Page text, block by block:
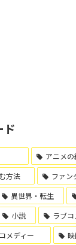
ド
アニメ
方法
ファン
異世界・転生
小説 ラブコ
メディー